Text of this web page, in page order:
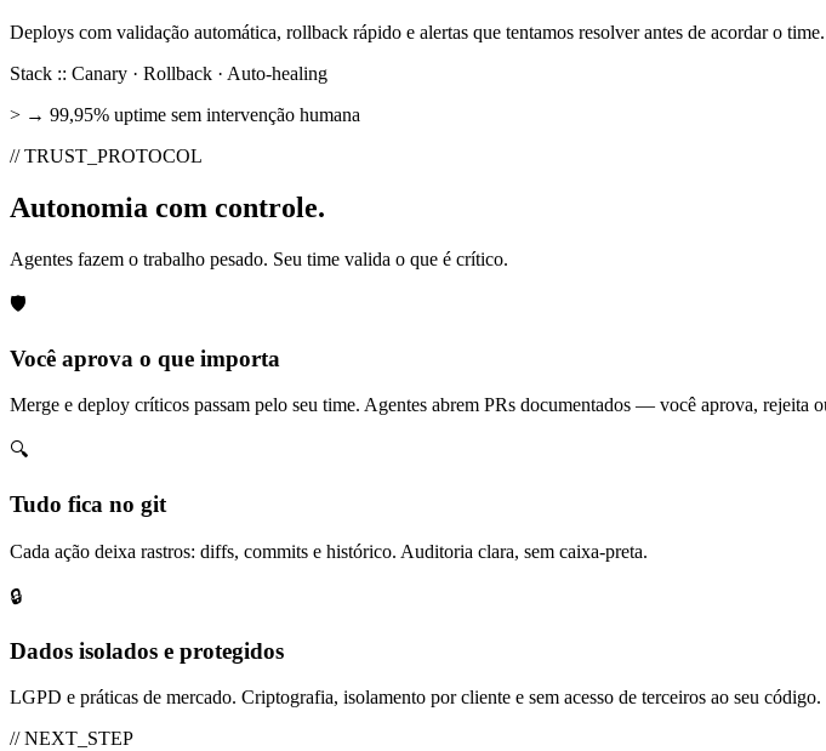
Deploys com validação automática, rollback rápido e alertas que tentamos resolver antes de acordar o time.
Stack :: Canary · Rollback · Auto-healing
> → 99,95% uptime sem intervenção humana
// TRUST_PROTOCOL
Autonomia com controle.
Agentes fazem o trabalho pesado. Seu time valida o que é crítico.
🛡
Você aprova o que importa
Merge e deploy críticos passam pelo seu time. Agentes abrem PRs documentados — você aprova, rejeita
🔍
Tudo fica no git
Cada ação deixa rastros: diffs, commits e histórico. Auditoria clara, sem caixa-preta.
🔒
Dados isolados e protegidos
LGPD e práticas de mercado. Criptografia, isolamento por cliente e sem acesso de terceiros ao seu código.
// NEXT_STEP